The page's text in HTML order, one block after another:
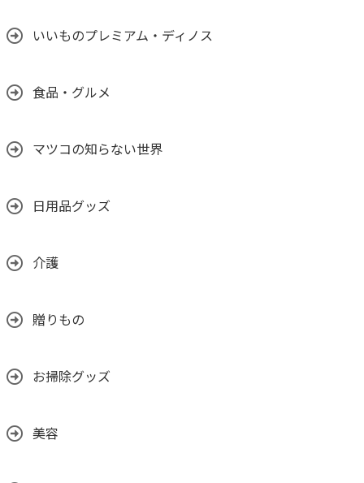
いいものプレミアム・ディノス
食品・グルメ
マツコの知らない世界
日用品グッズ
介護
贈りもの
お掃除グッズ
美容